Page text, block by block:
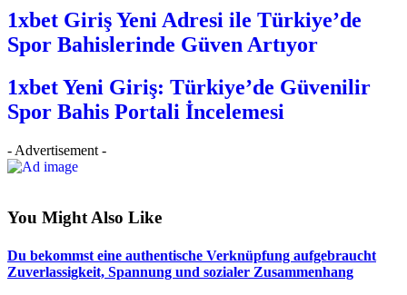
1xbet Giriş Yeni Adresi ile Türkiye’de
Spor Bahislerinde Güven Artıyor
1xbet Yeni Giriş: Türkiye’de Güvenilir
Spor Bahis Portali İncelemesi
- Advertisement -
You Might Also Like
Du bekommst eine authentische Verknüpfung aufgebraucht
Zuverlassigkeit, Spannung und sozialer Zusammenhang